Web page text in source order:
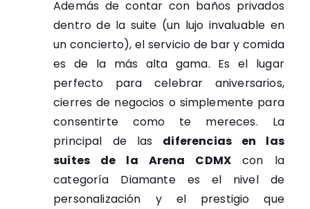
Además de contar con baños privados
dentro de la suite (un lujo invaluable en
un concierto), el servicio de bar y comida
es de la más alta gama. Es el lugar
perfecto para celebrar aniversarios,
cierres de negocios o simplemente para
consentirte como te mereces. La
principal de las diferencias en las
suites de la Arena CDMX con la
categoría Diamante es el nivel de
personalización y el prestigio que